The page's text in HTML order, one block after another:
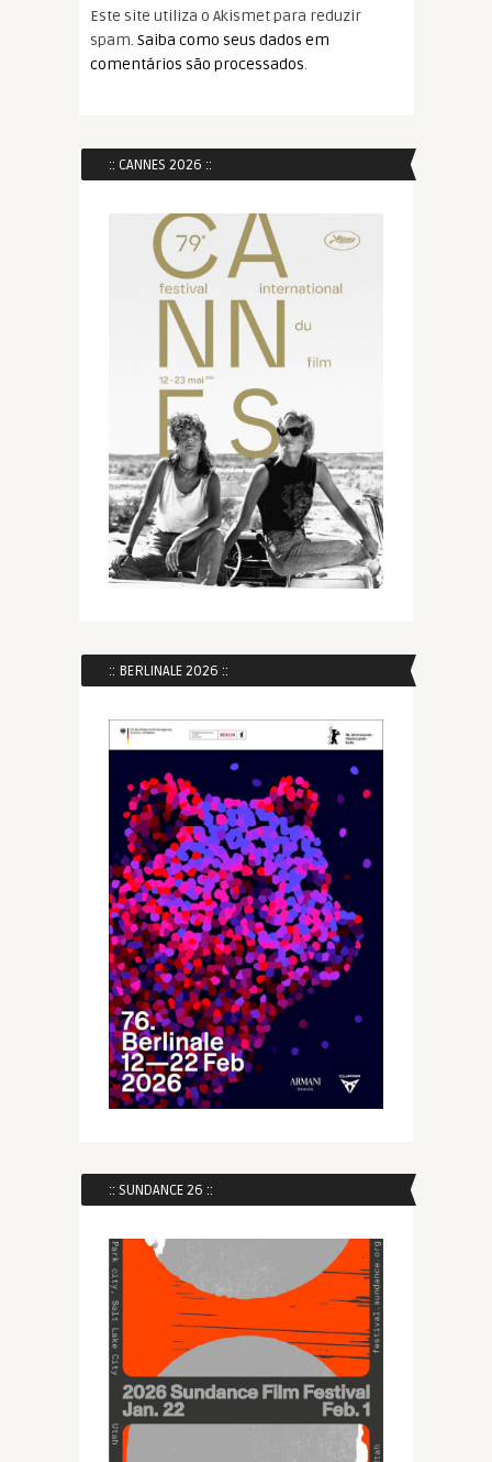
Este site utiliza o Akismet para reduzir
spam. Saiba como seus dados em
comentários são processados.
:: CANNES 2026 ::
:: BERLINALE 2026 ::
:: SUNDANCE 26 ::